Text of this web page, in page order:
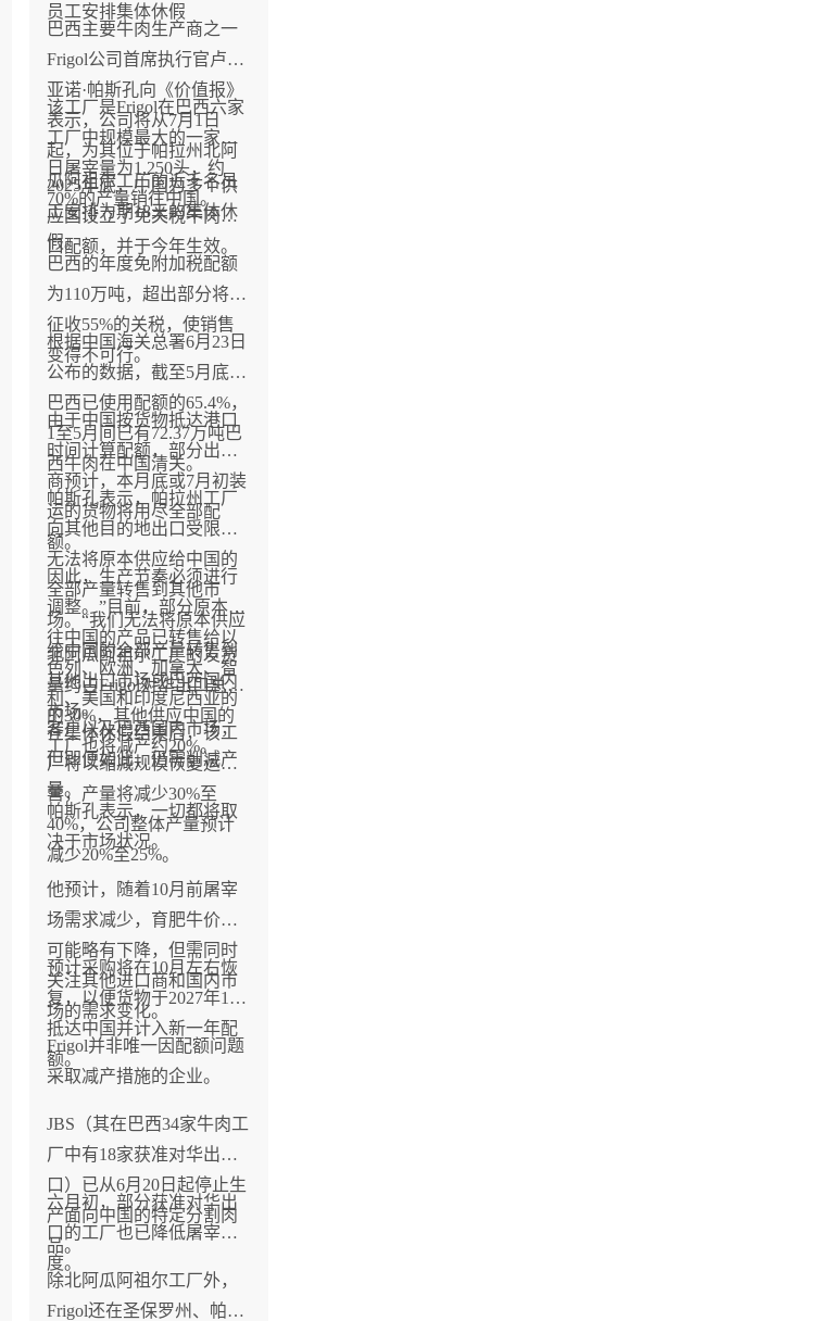
员工安排集体休假
巴西主要牛肉生产商之一
Frigol公司首席执行官卢西
亚诺·帕斯孔向《价值报》
表示，公司将从7月1日
起，为其位于帕拉州北阿
瓜阿祖尔工厂的近千名员
工安排为期18天的集体休
假。
该工厂是Frigol在巴西六家
工厂中规模最大的一家，
日屠宰量为1,250头，约
70%的产量销往中国。
2025年底，中国为多个供
应国设立了免关税牛肉出
口配额，并于今年生效。
巴西的年度免附加税配额
为110万吨，超出部分将被
征收55%的关税，使销售
变得不可行。
根据中国海关总署6月23日
公布的数据，截至5月底，
巴西已使用配额的65.4%，
1至5月间已有72.37万吨巴
西牛肉在中国清关。
由于中国按货物抵达港口
时间计算配额，部分出口
商预计，本月底或7月初装
运的货物将用尽全部配
额。
帕斯孔表示，帕拉州工厂
向其他目的地出口受限，
无法将原本供应给中国的
全部产量转售到其他市
场。“我们无法将原本供应
给中国的全部产量转售到
其他出口市场或巴西国内
市场。
因此，生产节奏必须进行
调整。”目前，部分原本销
往中国的产品已转售给以
色列、欧洲、加拿大、智
利、美国和印度尼西亚的
客户以及巴西国内市场，
但即便如此，仍需削减产
量。
北阿瓜阿祖尔工厂的发货
量约占Frigol对华出口总量
的30%，其他供应中国的
工厂也将减产约20%。
在集体休假结束后，该工
厂将以缩减规模恢复运
营，产量将减少30%至
40%，公司整体产量预计
减少20%至25%。
帕斯孔表示，一切都将取
决于市场状况。
他预计，随着10月前屠宰
场需求减少，育肥牛价格
可能略有下降，但需同时
关注其他进口商和国内市
场的需求变化。
预计采购将在10月左右恢
复，以便货物于2027年1月
抵达中国并计入新一年配
额。
Frigol并非唯一因配额问题
采取减产措施的企业。
JBS（其在巴西34家牛肉工
厂中有18家获准对华出
口）已从6月20日起停止生
产面向中国的特定分割肉
品。
六月初，部分获准对华出
口的工厂也已降低屠宰速
度。
除北阿瓜阿祖尔工厂外，
Frigol还在圣保罗州、帕拉